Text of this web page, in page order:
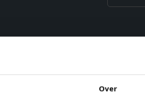
Over
verdunner voor
product voor het reinigen van